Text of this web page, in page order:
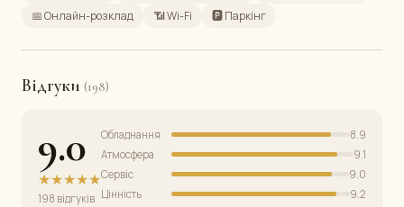
📅 Онлайн-розклад
📶 Wi-Fi 🅿️ Паркінг
Відгуки (198)
9.0
★★★★★
198 відгуків
Обладнання
8.9
Атмосфера
9.1
Сервіс
9.0
Цінність
9.2